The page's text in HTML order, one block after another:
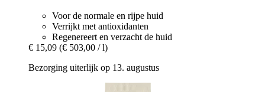
Voor de normale en rijpe huid
Verrijkt met antioxidanten
Regenereert en verzacht de huid
€ 15,09 (€ 503,00 / l)
Bezorging uiterlijk op 13. augustus